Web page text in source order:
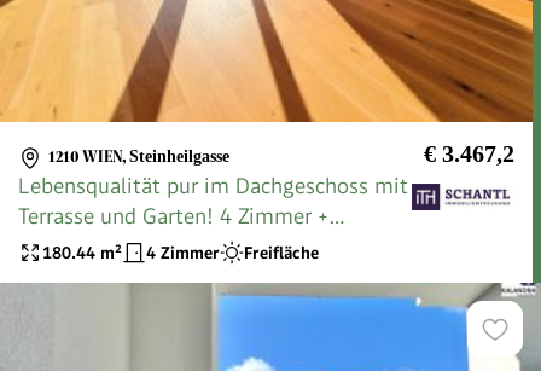
1210 WIEN, Steinheilgasse € 3.467,2
Lebensqualität pur im Dachgeschoss mit
Terrasse und Garten! 4 Zimmer +
Hochwertige Materialien + Viel Grün und
Ruhe + Toller Blick! Ihr Rückzugsort mit
180.44 m² 4 Zimmer Freifläche